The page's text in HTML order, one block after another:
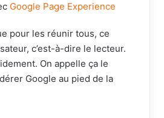
Google Page Experience
pour les réunir tous, ce
c’est-à-dire le lecteur.
On appelle ça le
Google au pied de la